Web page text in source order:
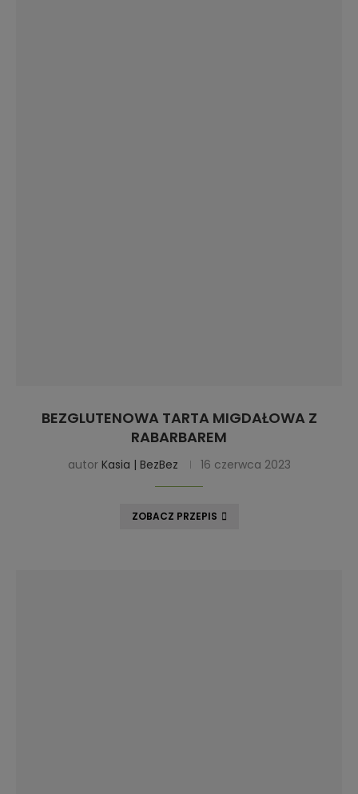
BEZGLUTENOWA TARTA MIGDAŁOWA Z
RABARBAREM
autor Kasia | BezBez 16 czerwca 2023
ZOBACZ PRZEPIS